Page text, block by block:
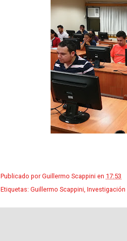
Publicado por Guillermo Scappini en 17:53
Etiquetas: Guillermo Scappini, Investigación